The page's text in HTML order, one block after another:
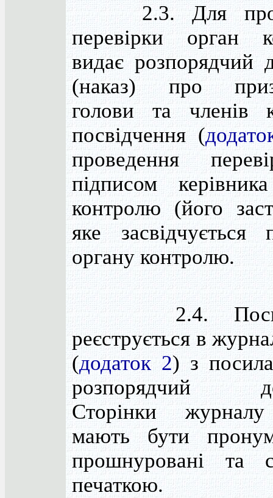
2.3. Для
перевірки орган
видає розпорядчий
(наказ) про
голови та членів
посвідчення (
проведення
підписом
контролю (його
яке засвідчується
органу контролю.
2.4.
реєструється в
(додаток 2) з
розпорядчий
Сторінки
мають бути
прошнуровані та
печаткою.